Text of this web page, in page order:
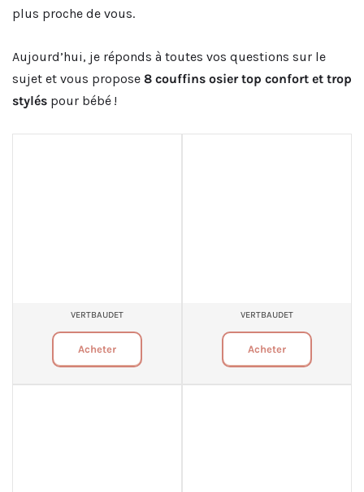
plus proche de vous.
Aujourd’hui, je réponds à toutes vos questions sur le
sujet et vous propose 8 couffins osier top confort et trop
stylés pour bébé !
VERTBAUDET
Acheter
VERTBAUDET
Acheter